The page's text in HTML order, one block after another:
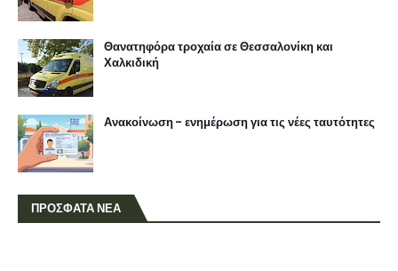
Θανατηφόρα τροχαία σε Θεσσαλονίκη και
Χαλκιδική
Ανακοίνωση - ενημέρωση για τις νέες ταυτότητες
ΠΡΟΣΦΑΤΑ ΝΕΑ